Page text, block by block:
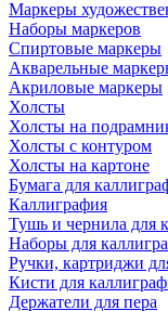
Маркеры
Наборы маркеров
Спиртовые маркеры
Акварельные
Акриловые маркеры
Холсты
Холсты на
Холсты с контуром
Холсты на картоне
Бумага для
Каллиграфия
Тушь и чернила для
Наборы для
Ручки, картриджи
Кисти для
Держатели для пера